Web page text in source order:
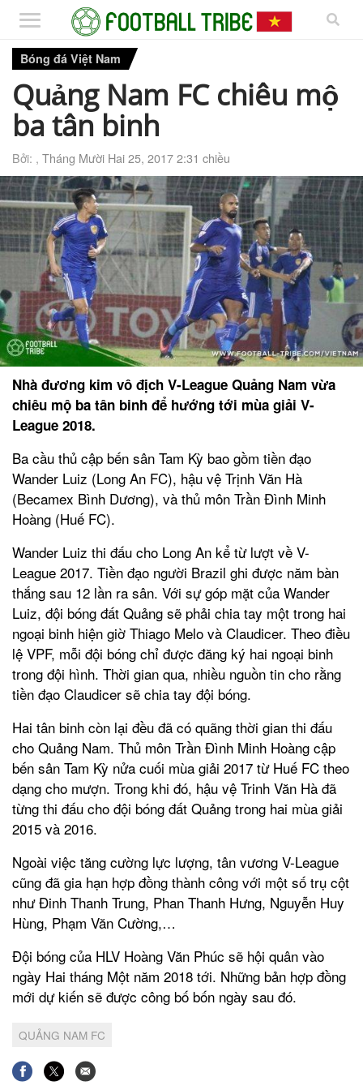
Bóng đá Việt Nam
Quảng Nam FC chiêu mộ
ba tân binh
Bởi: , Tháng Mười Hai 25, 2017 2:31 chiều
Nhà đương kim vô địch V-League Quảng Nam vừa
chiêu mộ ba tân binh để hướng tới mùa giải V-
League 2018.
Ba cầu thủ cập bến sân Tam Kỳ bao gồm tiền đạo
Wander Luiz (Long An FC), hậu vệ Trịnh Văn Hà
(Becamex Bình Dương), và thủ môn Trần Đình Minh
Hoàng (Huế FC).
Wander Luiz thi đấu cho Long An kể từ lượt về V-
League 2017. Tiền đạo người Brazil ghi được năm bàn
thắng sau 12 lần ra sân. Với sự góp mặt của Wander
Luiz, đội bóng đất Quảng sẽ phải chia tay một trong hai
ngoại binh hiện giờ Thiago Melo và Claudicer. Theo điều
lệ VPF, mỗi đội bóng chỉ được đăng ký hai ngoại binh
trong đội hình. Thời gian qua, nhiều nguồn tin cho rằng
tiền đạo Claudicer sẽ chia tay đội bóng.
Hai tân binh còn lại đều đã có quãng thời gian thi đấu
cho Quảng Nam. Thủ môn Trần Đình Minh Hoàng cập
bến sân Tam Kỳ nửa cuối mùa giải 2017 từ Huế FC theo
dạng cho mượn. Trong khi đó, hậu vệ Trinh Văn Hà đã
từng thi đấu cho đội bóng đất Quảng trong hai mùa giải
2015 và 2016.
Ngoài việc tăng cường lực lượng, tân vương V-League
cũng đã gia hạn hợp đồng thành công với một số trụ cột
như Đinh Thanh Trung, Phan Thanh Hưng, Nguyễn Huy
Hùng, Phạm Văn Cường,…
Đội bóng của HLV Hoàng Văn Phúc sẽ hội quân vào
ngày Hai tháng Một năm 2018 tới. Những bản hợp đồng
mới dự kiến sẽ được công bố bốn ngày sau đó.
QUẢNG NAM FC